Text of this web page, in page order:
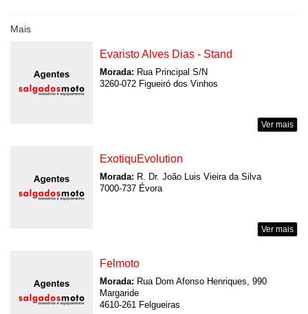
Mais
Evaristo Alves Dias - Stand
Morada: Rua Principal S/N
3260-072 Figueiró dos Vinhos
Ver mais
ExotiquEvolution
Morada: R. Dr. João Luis Vieira da Silva
7000-737 Évora
Ver mais
Felmoto
Morada: Rua Dom Afonso Henriques, 990
Margaride
4610-261 Felgueiras